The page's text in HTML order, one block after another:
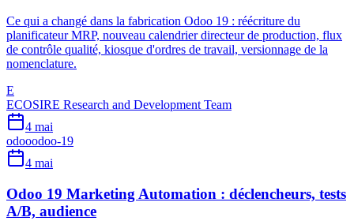
Ce qui a changé dans la fabrication Odoo 19 : réécriture du
planificateur MRP, nouveau calendrier directeur de production, flux
de contrôle qualité, kiosque d'ordres de travail, versionnage de la
nomenclature.
E
ECOSIRE Research and Development Team
4 mai
odooodoo-19
4 mai
Odoo 19 Marketing Automation : déclencheurs, tests
A/B, audience